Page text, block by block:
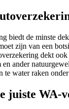
biedt de minste
zijn van een
dekt
en ander
te water raken
juiste WA-